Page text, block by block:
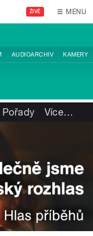
ŽIVĚ MENU
AUDIOARCHIV KAMERY
Pořady Více…